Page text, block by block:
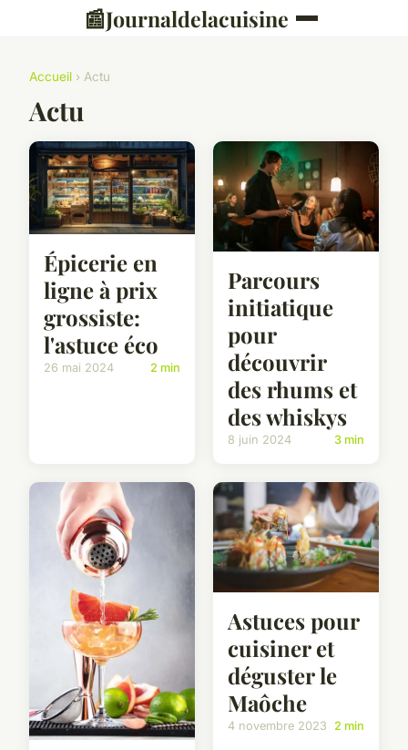
📰Journaldelacuisine
Accueil › Actu
Actu
Épicerie en
ligne à prix
grossiste:
l'astuce éco
26 mai 2024 2 min
Parcours
initiatique
pour
découvrir
des rhums et
des whiskys
8 juin 2024 3 min
Astuces pour
cuisiner et
déguster le
Maôche
4 novembre 2023 2 min